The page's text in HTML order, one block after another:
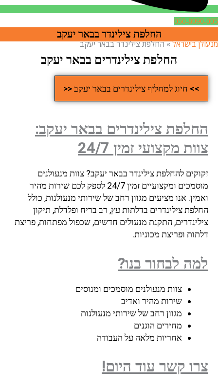
050-8090-005
החלפת צילינדר בבאר יעקב
מנעולן בישראל»החלפת צילינדר בבאר יעקב
החלפת צילינדרים בבאר יעקב
>> חיוג למחליף צילינדרים בבאר יעקב <<
החלפת צילינדרים בבאר יעקב:
צוות מקצועי זמין 24/7
זקוקים להחלפת צילינדר בבאר יעקב? צוות מנעולנים
מוסמכים ומקצועיים זמין 24/7 לספק לכם שירות מהיר
ואמין. אנו מציעים מגוון רחב של שירותי מנעולנות, כולל
החלפת צילינדרים בדלתות עץ, רב בריח ופלדלת, תיקון
צילינדרים, התקנת מנעולים חדשים, שכפול מפתחות, פריצת
דלתות ופריצת מכוניות.
למה לבחור בנו?
צוות מנעולנים מוסמכים ומנוסים
שירות מהיר ואדיב
מגוון רחב של שירותי מנעולנות
מחירים הוגנים
אחריות מלאה על העבודה
צרו קשר עוד היום!